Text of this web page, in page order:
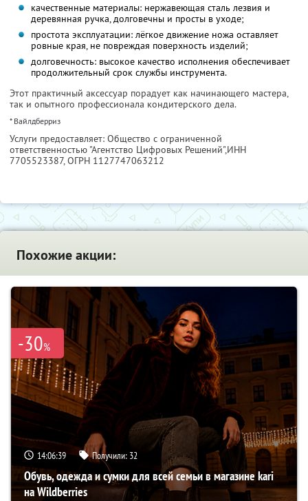
качественные материалы: нержавеющая сталь лезвия и
деревянная ручка, долговечны и просты в уходе;
простота эксплуатации: лёгкое движение ножа оставляет
ровные края, не повреждая поверхность изделий;
долговечность: высокое качество исполнения обеспечивает
продолжительный срок службы инструмента.
Этот практичный аксессуар порадует как начинающего мастера,
так и опытного профессионала кондитерского дела.
* Вайлдберриз
Услуги предоставляет: Общество с ограниченной
ответственностью "Агентство Цифровых Решений",ИНН
7705523387, ОГРН 1127747063212
Похожие акции:
-30%
14:06:38 Получили: 32
Обувь, одежда и сумки для всей семьи в магазине kari
на Wildberries